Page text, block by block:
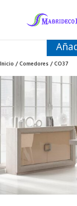
Inicio/Comedores/ CO37